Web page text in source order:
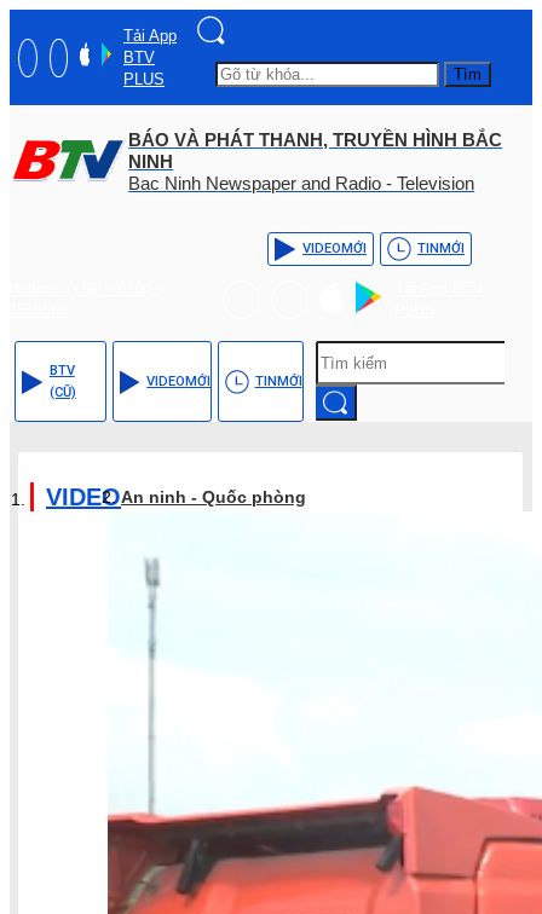
Tải App
BTV
PLUS
Tìm
BÁO VÀ PHÁT THANH, TRUYỀN HÌNH BẮC
NINH
Bac Ninh Newspaper and Radio - Television
VIDEOMỚI TINMỚI
BTV
(CŨ)
VIDEOMỚI TINMỚI
VIDEOAn ninh - Quốc phòng